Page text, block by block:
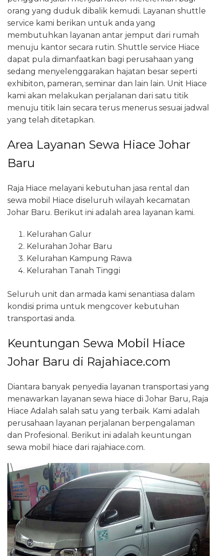
orang yang duduk dibalik kemudi. Layanan shuttle
service kami berikan untuk anda yang
membutuhkan layanan antar jemput dari rumah
menuju kantor secara rutin. Shuttle service Hiace
dapat pula dimanfaatkan bagi perusahaan yang
sedang menyelenggarakan hajatan besar seperti
exhibiton, pameran, seminar dan lain lain. Unit Hiace
kami akan melakukan perjalanan dari satu titik
menuju titik lain secara terus menerus sesuai jadwal
yang telah ditetapkan.
Area Layanan Sewa Hiace Johar
Baru
Raja Hiace melayani kebutuhan jasa rental dan
sewa mobil Hiace diseluruh wilayah kecamatan
Johar Baru. Berikut ini adalah area layanan kami.
Kelurahan Galur
Kelurahan Johar Baru
Kelurahan Kampung Rawa
Kelurahan Tanah Tinggi
Seluruh unit dan armada kami senantiasa dalam
kondisi prima untuk mengcover kebutuhan
transportasi anda.
Keuntungan Sewa Mobil Hiace
Johar Baru di Rajahiace.com
Diantara banyak penyedia layanan transportasi yang
menawarkan layanan sewa hiace di Johar Baru, Raja
Hiace Adalah salah satu yang terbaik. Kami adalah
perusahaan layanan perjalanan berpengalaman
dan Profesional. Berikut ini adalah keuntungan
sewa mobil hiace dari rajahiace.com.